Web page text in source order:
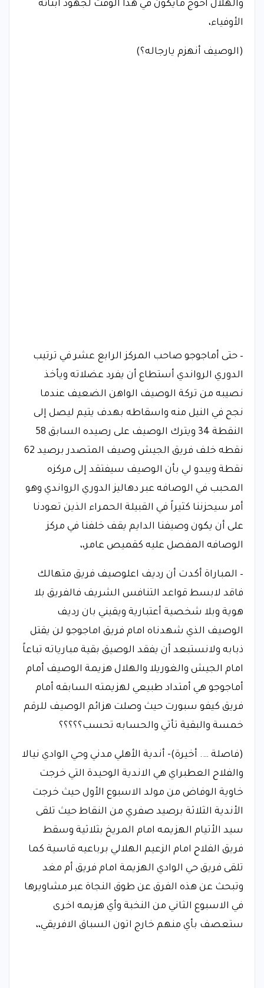
والهلال أحوج مايكون في هذا الوقت لجهود ابنائه
الأوفياء،
(الوصيف أنهزم يارجاله؟)
– حتى أماجوجو صاحب المركز الرابع عشر في ترتيب
الدوري الرواندي أستطاع أن يفرد عضلاته ويأخذ
نصيبه من تركة الوصيف الواهن الضعيف عندما
نجح في النيل منه واسقاطه بهدف يتيم ليصل إلى
النقطة 34 ويترك الوصيف على رصيده السابق 58
نقطه خلف فريق الجيش وصيف المتصدر برصيد 62
نقطة ويبدو لي بأن الوصيف سيفتقد إلى مركزه
المحبب في الوصافه عبر دهاليز الدوري الرواندي وهو
أمر سيحزننا كثيراً في القبيلة الحمراء الذين تعودنا
على أن يكون وصيفنا الدايم يقف خلفنا في مركز
الوصافه المفصل عليه كقميص عامر،،
– المباراة أكدت أن رديف اعلوصيف فريق متهالك
فاقد لابسط قواعد التنافس الشريف فالفريق بلا
هوية وبلا شخصية أعتبارية ويقيني بان رديف
الوصيف الذي شهدناه امام فريق اماجوجو لن يقتل
ذبابه ولانستبعد أن يفقد الوصيق بقية مبارياته تباعاً
امام الجيش والغوريلا والهلال هزيمة الوصيف أمام
أماجوجو هي أمتداد طبيعي لهزيمته السابقه أمام
فريق كيفو سبورت حيث وصلت هزائم الوصيف للرقم
خمسة والبقية تأتي والحسابه تحسب؟؟؟؟؟
(فاصلة …. أخيرة)- أندية الأهلي مدني وحي الوادي نيالا
والفلاح العطبراي هي الاندية الوحيدة التي خرجت
خاوية الوفاض من مولد الاسبوع الأول حيث خرجت
الأندية الثلاثة برصيد صفري من النقاط حيث تلقى
سيد الأتيام الهزيمه امام المريخ بثلاثية وسقط
فريق الفلاح امام الزعيم الهلالي برباعيه قاسية كما
تلقى فريق حي الوادي الهزيمة امام فريق أم مغد
وتبحث عن هذه الفرق عن طوق النجاة عبر مشاويرها
في الاسبوع الثاني من النخبة وأي هزيمه اخرى
ستعصف بأي منهم خارج اتون السباق الافريقي،،